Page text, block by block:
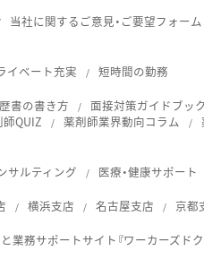
当社に関するご意見・ご要望フォーム
イベート充実 短時間の勤務
書の書き方 面接対策ガイドブック
師QUIZ 薬剤師業界動向コラム
サルティング 医療・健康サポート
横浜支店 名古屋支店 京都
業務サポートサイト『ワーカーズドク